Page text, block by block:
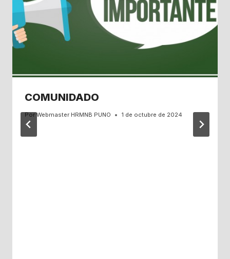
COMUNIDADO
Por Webmaster HRMNB PUNO 1 de octubre de 2024